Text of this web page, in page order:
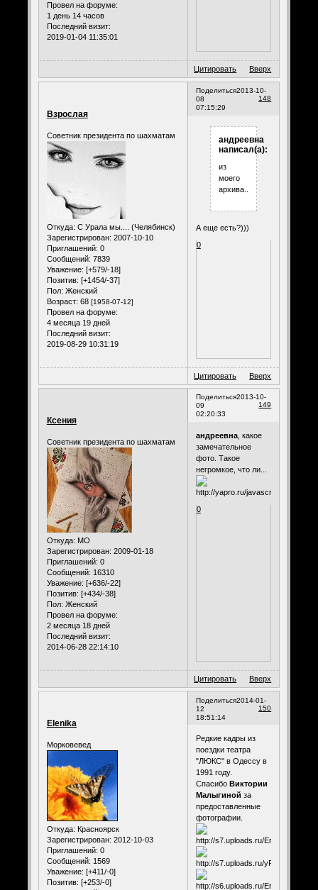
Провел на форуме:
1 день 14 часов
Последний визит:
2019-01-04 11:35:01
Цитировать Вверх
Поделиться
148
2013-10-
08
07:15:29
Взрослая
Советник президента по шахматам
Откуда: С Урала мы.... (Челябинск)
Зарегистрирован: 2007-10-10
Приглашений: 0
Сообщений: 7839
Уважение: [+579/-18]
Позитив: [+1454/-37]
Пол: Женский
Возраст: 68 [1958-07-12]
Провел на форуме:
4 месяца 19 дней
Последний визит:
2019-08-29 10:31:19
андреевна
написал(а):
из
моего
архива...
А еще есть?)))
0
Цитировать Вверх
Поделиться
149
2013-10-
09
02:20:33
Ксения
Советник президента по шахматам
Откуда: МО
Зарегистрирован: 2009-01-18
Приглашений: 0
Сообщений: 16310
Уважение: [+636/-22]
Позитив: [+434/-38]
Пол: Женский
Провел на форуме:
2 месяца 18 дней
Последний визит:
2014-06-28 22:14:10
андреевна, какое
замечательное
фото. Такое
негромкое, что ли...
0
Цитировать Вверх
Поделиться
150
2014-01-
12
18:51:14
Elenika
Морковевед
Откуда: Красноярск
Зарегистрирован: 2012-10-03
Приглашений: 0
Сообщений: 1569
Уважение: [+411/-0]
Позитив: [+253/-0]
Редкие кадры из
поездки театра
"ЛЮКС" в Одессу в
1991 году.
Спасибо Виктории
Малыгиной за
предоставленные
фотографии.